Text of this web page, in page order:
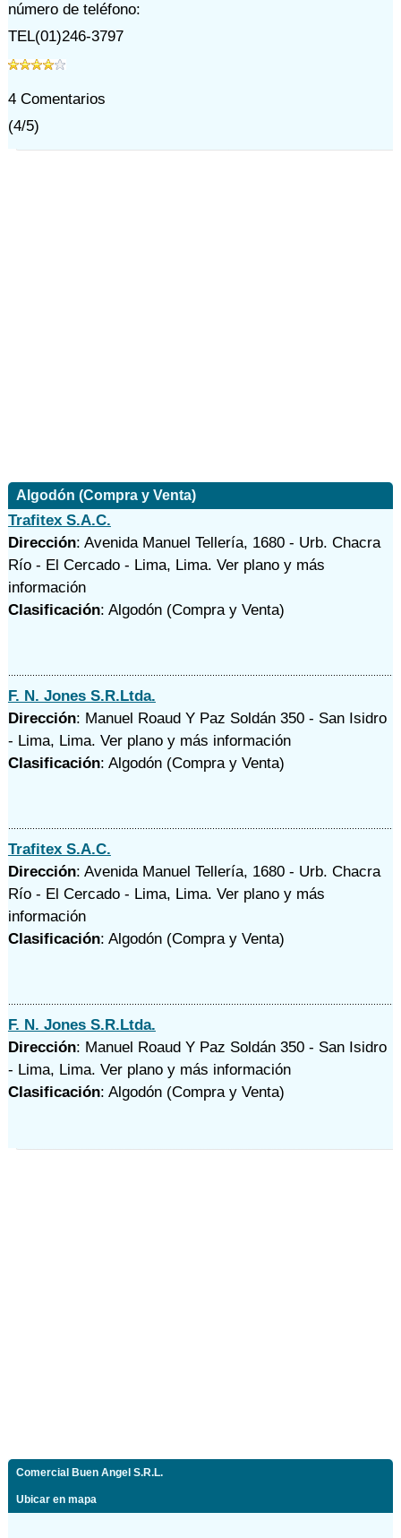
número de teléfono:
TEL(01)246-3797
4Comentarios
(4/5)
Algodón (Compra y Venta)
Trafitex S.A.C.
Dirección: Avenida Manuel Tellería, 1680 - Urb. Chacra
Río - El Cercado - Lima, Lima. Ver plano y más
información
Clasificación: Algodón (Compra y Venta)
F. N. Jones S.R.Ltda.
Dirección: Manuel Roaud Y Paz Soldán 350 - San Isidro
- Lima, Lima. Ver plano y más información
Clasificación: Algodón (Compra y Venta)
Trafitex S.A.C.
Dirección: Avenida Manuel Tellería, 1680 - Urb. Chacra
Río - El Cercado - Lima, Lima. Ver plano y más
información
Clasificación: Algodón (Compra y Venta)
F. N. Jones S.R.Ltda.
Dirección: Manuel Roaud Y Paz Soldán 350 - San Isidro
- Lima, Lima. Ver plano y más información
Clasificación: Algodón (Compra y Venta)
Comercial Buen Angel S.R.L.
Ubicar en mapa